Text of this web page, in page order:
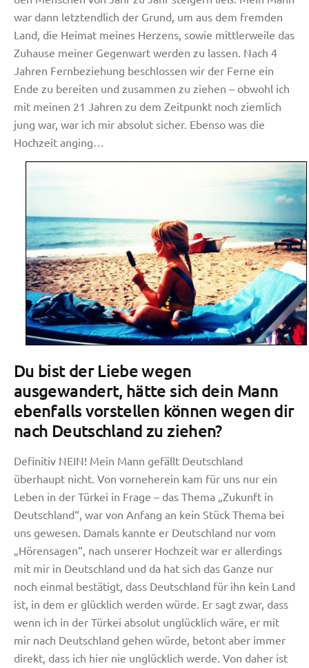
war dann letztendlich der Grund, um aus dem fremden
Land, die Heimat meines Herzens, sowie mittlerweile das
Zuhause meiner Gegenwart werden zu lassen. Nach 4
Jahren Fernbeziehung beschlossen wir der Ferne ein
Ende zu bereiten und zusammen zu ziehen – obwohl ich
mit meinen 21 Jahren zu dem Zeitpunkt noch ziemlich
jung war, war ich mir absolut sicher. Ebenso was die
Hochzeit anging…
Du bist der Liebe wegen
ausgewandert, hätte sich dein Mann
ebenfalls vorstellen können wegen dir
nach Deutschland zu ziehen?
Definitiv NEIN! Mein Mann gefällt Deutschland
überhaupt nicht. Von vorneherein kam für uns nur ein
Leben in der Türkei in Frage – das Thema „Zukunft in
Deutschland“, war von Anfang an kein Stück Thema bei
uns gewesen. Damals kannte er Deutschland nur vom
„Hörensagen“, nach unserer Hochzeit war er allerdings
mit mir in Deutschland und da hat sich das Ganze nur
noch einmal bestätigt, dass Deutschland für ihn kein Land
ist, in dem er glücklich werden würde. Er sagt zwar, dass
wenn ich in der Türkei absolut unglücklich wäre, er mit
mir nach Deutschland gehen würde, betont aber immer
direkt, dass ich hier nie unglücklich werde. Von daher ist